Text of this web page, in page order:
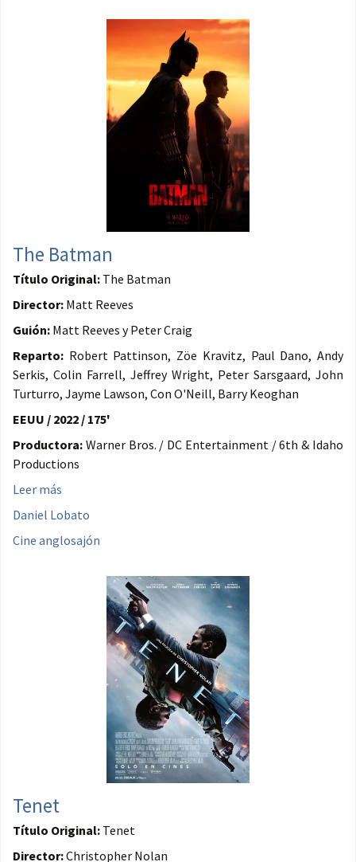
The Batman
Título Original: The Batman
Director: Matt Reeves
Guión: Matt Reeves y Peter Craig
Reparto: Robert Pattinson, Zöe Kravitz, Paul Dano, Andy
Serkis, Colin Farrell, Jeffrey Wright, Peter Sarsgaard, John
Turturro, Jayme Lawson, Con O'Neill, Barry Keoghan
EEUU / 2022 / 175'
Productora: Warner Bros. / DC Entertainment / 6th & Idaho
Productions
Leer más
Daniel Lobato
Cine anglosajón
Tenet
Título Original: Tenet
Director:Christopher Nolan